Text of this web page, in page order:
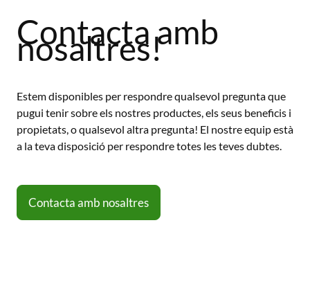
Contacta amb
nosaltres!
Estem disponibles per respondre qualsevol pregunta que
pugui tenir sobre els nostres productes, els seus beneficis i
propietats, o qualsevol altra pregunta! El nostre equip està
a la teva disposició per respondre totes les teves dubtes.
Contacta amb nosaltres